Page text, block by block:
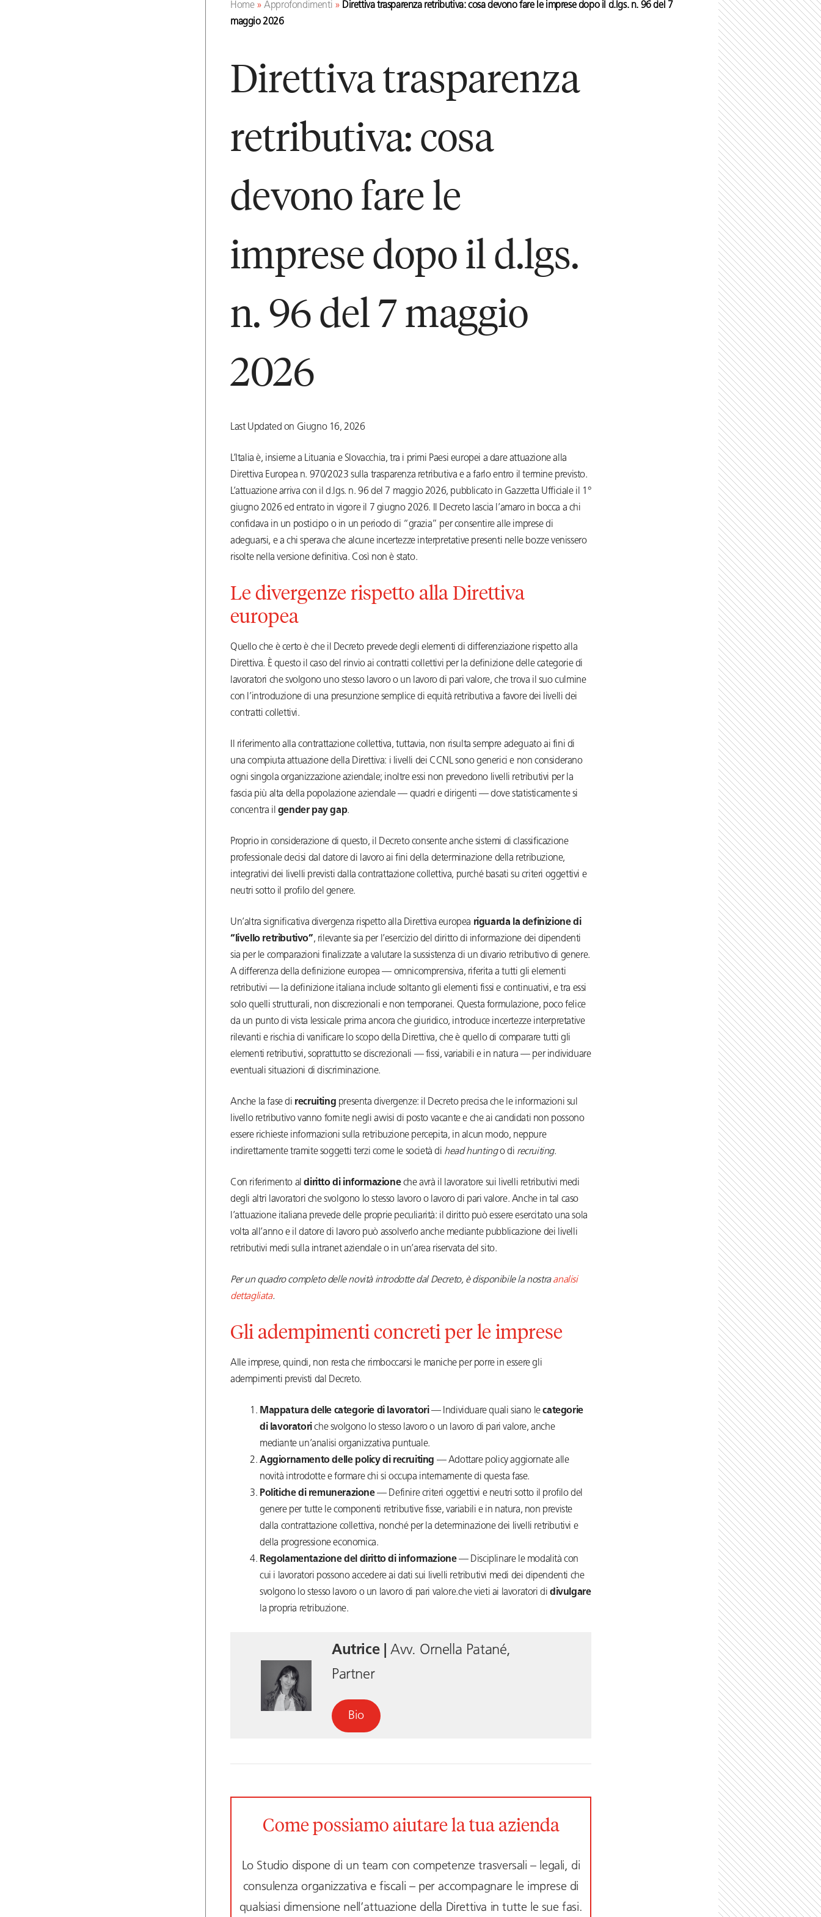
Home»Approfondimenti » Direttiva trasparenza retributiva: cosa devono fare le imprese dopo il d.lgs. n. 96 del 7
maggio 2026
Direttiva trasparenza
retributiva: cosa
devono fare le
imprese dopo il d.lgs.
n. 96 del 7 maggio
2026
Last Updated on Giugno 16, 2026
L’Italia è, insieme a Lituania e Slovacchia, tra i primi Paesi europei a dare attuazione alla
Direttiva Europea n. 970/2023 sulla trasparenza retributiva e a farlo entro il termine previsto.
L’attuazione arriva con il d.lgs. n. 96 del 7 maggio 2026, pubblicato in Gazzetta Ufficiale il 1°
giugno 2026 ed entrato in vigore il 7 giugno 2026. Il Decreto lascia l’amaro in bocca a chi
confidava in un posticipo o in un periodo di “grazia” per consentire alle imprese di
adeguarsi, e a chi sperava che alcune incertezze interpretative presenti nelle bozze venissero
risolte nella versione definitiva. Così non è stato.
Le divergenze rispetto alla Direttiva
europea
Quello che è certo è che il Decreto prevede degli elementi di differenziazione rispetto alla
Direttiva. È questo il caso del rinvio ai contratti collettivi per la definizione delle categorie di
lavoratori che svolgono uno stesso lavoro o un lavoro di pari valore, che trova il suo culmine
con l’introduzione di una presunzione semplice di equità retributiva a favore dei livelli dei
contratti collettivi.
Il riferimento alla contrattazione collettiva, tuttavia, non risulta sempre adeguato ai fini di
una compiuta attuazione della Direttiva: i livelli dei CCNL sono generici e non considerano
ogni singola organizzazione aziendale; inoltre essi non prevedono livelli retributivi per la
fascia più alta della popolazione aziendale — quadri e dirigenti — dove statisticamente si
concentra il gender pay gap.
Proprio in considerazione di questo, il Decreto consente anche sistemi di classificazione
professionale decisi dal datore di lavoro ai fini della determinazione della retribuzione,
integrativi dei livelli previsti dalla contrattazione collettiva, purché basati su criteri oggettivi e
neutri sotto il profilo del genere.
Un’altra significativa divergenza rispetto alla Direttiva europea riguarda la definizione di
“livello retributivo”, rilevante sia per l’esercizio del diritto di informazione dei dipendenti
sia per le comparazioni finalizzate a valutare la sussistenza di un divario retributivo di genere.
A differenza della definizione europea — omnicomprensiva, riferita a tutti gli elementi
retributivi — la definizione italiana include soltanto gli elementi fissi e continuativi, e tra essi
solo quelli strutturali, non discrezionali e non temporanei. Questa formulazione, poco felice
da un punto di vista lessicale prima ancora che giuridico, introduce incertezze interpretative
rilevanti e rischia di vanificare lo scopo della Direttiva, che è quello di comparare tutti gli
elementi retributivi, soprattutto se discrezionali — fissi, variabili e in natura — per individuare
eventuali situazioni di discriminazione.
Anche la fase di recruiting presenta divergenze: il Decreto precisa che le informazioni sul
livello retributivo vanno fornite negli avvisi di posto vacante e che ai candidati non possono
essere richieste informazioni sulla retribuzione percepita, in alcun modo, neppure
indirettamente tramite soggetti terzi come le società di head huntingo di recruiting.
Con riferimento aldiritto di informazioneche avrà il lavoratore sui livelli retributivi medi
degli altri lavoratori che svolgono lo stesso lavoro o lavoro di pari valore. Anche in tal caso
l’attuazione italiana prevede delle proprie peculiarità: il diritto può essere esercitato una sola
volta all’anno e il datore di lavoro può assolverlo anche mediante pubblicazione dei livelli
retributivi medi sulla intranet aziendale o in un’area riservata del sito.
Per un quadro completo delle novità introdotte dal Decreto, è disponibile la nostraanalisi
dettagliata.
Gli adempimenti concreti per le imprese
Alle imprese, quindi, non resta che rimboccarsi le maniche per porre in essere gli
adempimenti previsti dal Decreto.
Mappatura delle categorie di lavoratori— Individuare quali siano lecategorie
di lavoratoriche svolgono lo stesso lavoro o un lavoro di pari valore, anche
mediante un’analisi organizzativa puntuale.
Aggiornamento delle policy di recruiting — Adottare policy aggiornate alle
novità introdotte e formare chi si occupa internamente di questa fase.
Politiche di remunerazione— Definire criteri oggettivi e neutri sotto il profilo del
genere per tutte le componenti retributive fisse, variabili e in natura, non previste
dalla contrattazione collettiva, nonché per la determinazione dei livelli retributivi e
della progressione economica.
Regolamentazione del diritto di informazione— Disciplinare le modalità con
cui i lavoratori possono accedere ai dati sui livelli retributivi medi dei dipendenti che
svolgono lo stesso lavoro o un lavoro di pari valore.che vieti ai lavoratori didivulgare
la propria retribuzione.
Autrice |
Avv. Ornella Patané,
Partner
Bio
Come possiamo aiutare la tua azienda
Lo Studio dispone di un team con competenze trasversali – legali, di
consulenza organizzativa e fiscali – per accompagnare le imprese di
qualsiasi dimensione nell’attuazione della Direttiva in tutte le sue fasi.